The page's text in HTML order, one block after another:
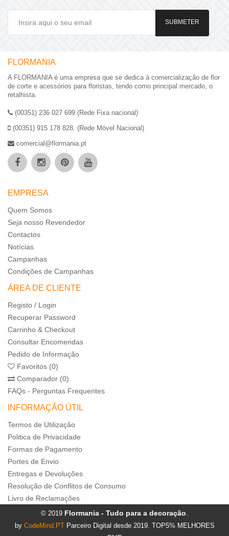
SUBMETER
FLORMANIA
A FLORMANIA é uma empresa que se dedica à comercialização de flor
de corte e acessórios para floristas, tendo como principal mercado, o
retalhista.
(00351) 236 027 699 (Rede Fixa nacional)
(00351) 915 178 828. (Rede Móvel Nacional)
comercial@flormania.pt
EMPRESA
Quem Somos
Seja nosso Revendedor
Contactos
Notícias
Campanhas
Condições de Campanhas
ÁREA DE CLIENTE
Registo / Login
Recuperar Password
Carrinho & Checkout
Consultar Encomendas
Pedido de Informação
Favoritos (0)
Comparador (0)
FAQs - Perguntas Frequentes
INFORMAÇÃO ÚTIL
Termos de Utilização
Politica de Privacidade
Formas de Pagamento
Portes de Envio
Entregas e Devoluções
Resolução de Conflitos de Consumo
Livro de Reclamações
© 2019 Flormania - Tudo para a decoração
by CodeMind.PT Parceiro Digital desde 2019. TOP5% MELHORES